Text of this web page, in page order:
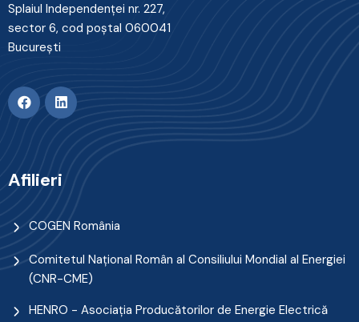
Splaiul Independenţei nr. 227,
sector 6, cod poştal 060041
Bucureşti
Afilieri
COGEN România
Comitetul Naţional Român al Consiliului Mondial al Energiei
(CNR-CME)
HENRO - Asociația Producătorilor de Energie Electrică